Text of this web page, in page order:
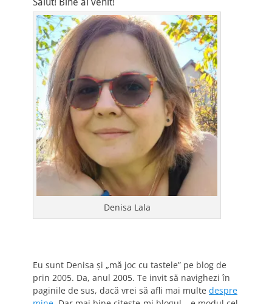
Denisa Lala
Eu sunt Denisa și „mă joc cu tastele” pe blog de
prin 2005. Da, anul 2005. Te invit să navighezi în
paginile de sus, dacă vrei să afli mai multe despre